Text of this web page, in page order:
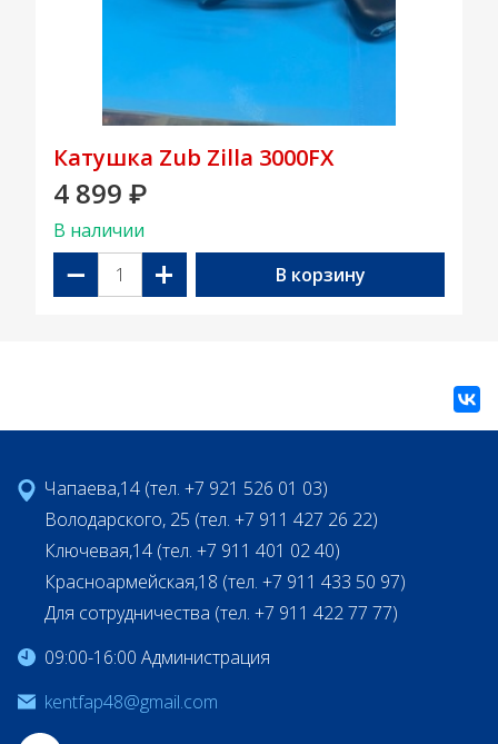
Катушка Zub Zilla 3000FX
4 899 ₽
В наличии
− + В корзину
Чапаева,14 (тел. +7 921 526 01 03)
Володарского, 25 (тел. +7 911 427 26 22)
Ключевая,14 (тел. +7 911 401 02 40)
Красноармейская,18 (тел. +7 911 433 50 97)
Для сотрудничества (тел. +7 911 422 77 77)
09:00-16:00 Администрация
kentfap48@gmail.com